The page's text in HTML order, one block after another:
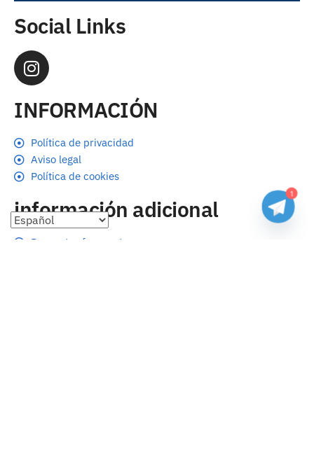
Social Links
INFORMACIÓN
Política de privacidad
Aviso legal
Política de cookies
información adicional
Preguntas frecuentes
1